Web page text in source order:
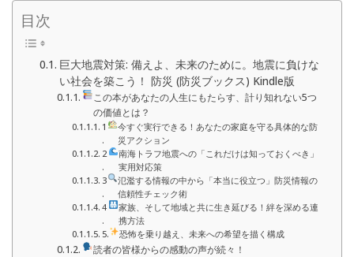
目次
巨大地震対策: 備えよ、未来のために。地震に負けな
い社会を築こう！ 防災 (防災ブックス) Kindle版
この本があなたの人生にもたらす、計り知れない5つ
の価値とは？
1
.
今すぐ実行できる！あなたの家庭を守る具体的な防
災アクション
2
.
南海トラフ地震への「これだけは知っておくべき」
実用対応策
3
.
氾濫する情報の中から「本当に役立つ」防災情報の
信頼性チェック術
4
.
家族、そして地域と共に生き延びる！絆を深める連
携方法
5.
恐怖を乗り越え、未来への希望を描く構成
読者の皆様からの感動の声が続々！